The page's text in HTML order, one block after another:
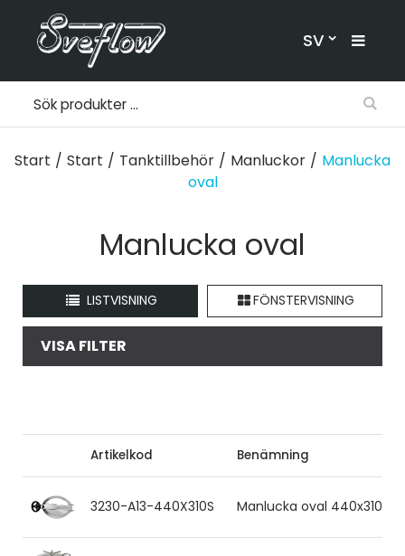
SV
Start / Start / Tanktillbehör / Manluckor / Manlucka
oval
Manlucka oval
LISTVISNING FÖNSTERVISNING
VISA FILTER
Artikelkod Benämning
3230-A13-440X310S Manlucka oval 440x310